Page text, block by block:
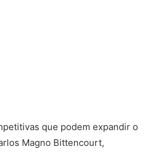
que podem expandir o
Magno Bittencourt,